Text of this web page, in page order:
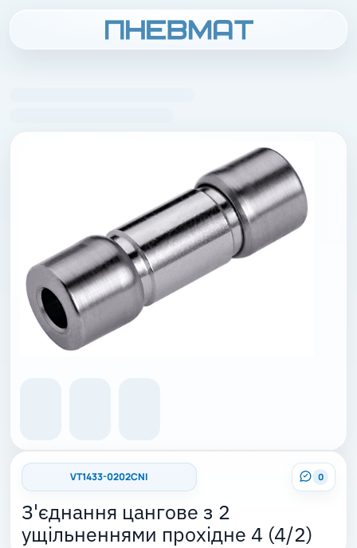
0
VT1433-0202CNI
З'єднання цангове з 2
ущільненнями прохідне 4 (4/2)